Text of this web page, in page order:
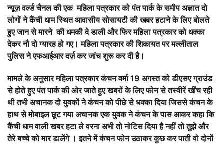
न्यूज़ वर्ल्ड चैनल की एक महिला पत्रकार को पंत पार्क के समीप अज्ञात दो
लोगों ने कैंची धाम स्थित आवासीय सोसायटी की खबर हटाने के लिए बोलते
हुए जान से मारने की धमकी दे डाली और फिर महिला पत्रकार को धक्का
देकर नौ दो ग्यारह हो गए। महिला पत्रकार की शिकायत पर मल्लीताल
पुलिस ने एफआईआर दर्ज़ कर जांच शुरू कर दी है।
मामले के अनुसार महिला पत्रकार कंचन वर्मा 19 अगस्त को डीएसए ग्राउंड
से होते हुए पंत पार्क की ओर जाते हुए खबरों के लिए फोन से तस्वीरें खींच रही
थी तभी अचानक दो युवकों ने कंचन को पीछे से धक्का दिया जिससे कंचन के
हाथ से मोबाइल छूट गया अचानक एक युवक ने कंचन के पास आकर कहा कि
कैंची धाम वाली खबर हटा ले वरना अभी तो नोटिस दिया है नहीं तो तुझे और
तेरे बच्चे को मार डालेंगे । इतने में कंचन फोन उठाकर कुछ कर पाती वो दोनों